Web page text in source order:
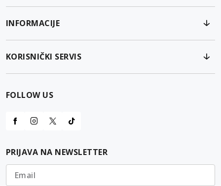
INFORMACIJE
KORISNIČKI SERVIS
FOLLOW US
PRIJAVA NA NEWSLETTER
Email